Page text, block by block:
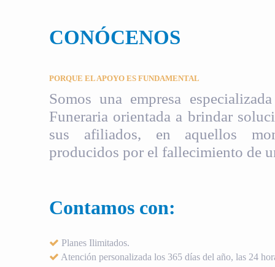
CONÓCENOS
PORQUE EL APOYO ES FUNDAMENTAL
Somos una empresa
Funeraria orientada a brindar
sus afiliados, en aquellos
producidos por el fallecimiento de
Contamos con:
Planes Ilimitados.
Atención personalizada los 365 días del año, las 24